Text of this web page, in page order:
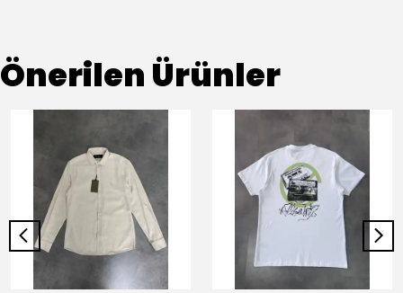
Önerilen Ürünler